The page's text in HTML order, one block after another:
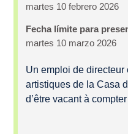
martes 10 febrero 2026
Fecha límite para
martes 10 marzo 2026
Un emploi de
artistiques de la Casa
d’être vacant à